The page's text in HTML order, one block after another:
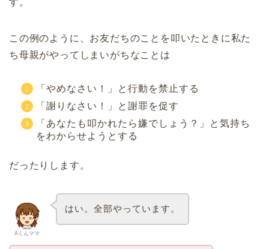
この例のように、お友だちのことを叩いたときに私た
ち母親がやってしまいがちなことは
「やめなさい！」と行動を禁止する
「謝りなさい！」と謝罪を促す
「あなたも叩かれたら嫌でしょう？」と気持ち
をわからせようとする
だったりします。
Aくんママ
はい。全部やっています。